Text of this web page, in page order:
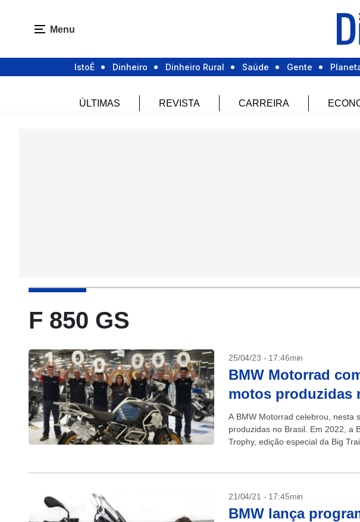
Menu
IstoÉ Dinheiro Dinheiro Rural Saúde Gente
ÚLTIMAS REVISTA CARREIRA
F 850 GS
25/04/23 - 17:46min
BMW Motorrad
motos produzidas
A BMW Motorrad celebrou, nesta
produzidas no Brasil. Em 2022, a
Trophy, edição especial da Big
21/04/21 - 17:45min
BMW lança